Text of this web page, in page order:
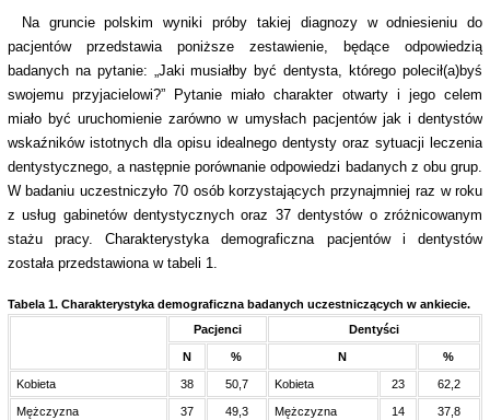
Na gruncie polskim wyniki próby takiej diagnozy w odniesieniu do
pacjentów przedstawia poniższe zestawienie, będące odpowiedzią
badanych na pytanie: „Jaki musiałby być dentysta, którego polecił(a)byś
swojemu przyjacielowi?” Pytanie miało charakter otwarty i jego celem
miało być uruchomienie zarówno w umysłach pacjentów jak i dentystów
wskaźników istotnych dla opisu idealnego dentysty oraz sytuacji leczenia
dentystycznego, a następnie porównanie odpowiedzi badanych z obu grup.
W badaniu uczestniczyło 70 osób korzystających przynajmniej raz w roku
z usług gabinetów dentystycznych oraz 37 dentystów o zróżnicowanym
stażu pracy. Charakterystyka demograficzna pacjentów i dentystów
została przedstawiona w tabeli 1.
Tabela 1.Charakterystyka demograficzna badanych uczestniczących w ankiecie.
Pacjenci
Dentyści
N % N %
Kobieta 38 50,7 Kobieta 23 62,2
Mężczyzna 37 49,3 Mężczyzna 14 37,8